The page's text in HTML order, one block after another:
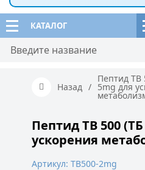
КАТАЛОГ
Назад /
Пептид TB
5mg для
Пептид TB 500
ускорения
Артикул: TB500-2mg